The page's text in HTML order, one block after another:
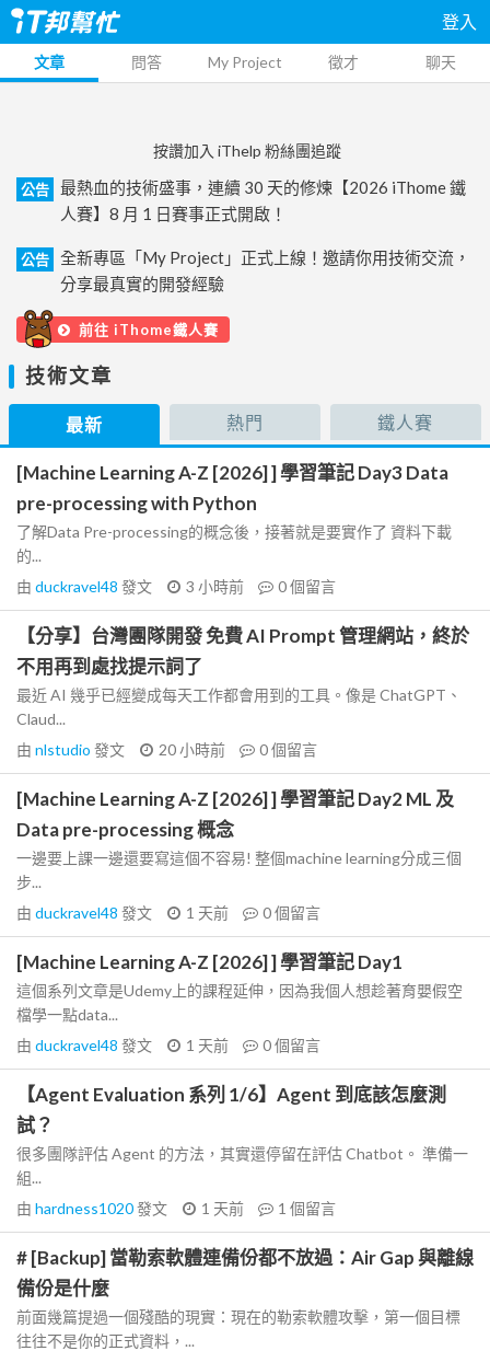
登入
文章 問答 My Project 徵才 聊天
按讚加入 iThelp 粉絲團追蹤
公告
最熱血的技術盛事，連續 30 天的修煉【2026 iThome 鐵
人賽】8 月 1 日賽事正式開啟！
公告
全新專區「My Project」正式上線！邀請你用技術交流，
分享最真實的開發經驗
前往 iThome鐵人賽
技術文章
最新 熱門 鐵人賽
[Machine Learning A-Z [2026] ] 學習筆記 Day3 Data
pre-processing with Python
了解Data Pre-processing的概念後，接著就是要實作了 資料下載
的...
由 duckravel48 發文 3 小時前 0個留言
【分享】台灣團隊開發 免費 AI Prompt 管理網站，終於
不用再到處找提示詞了
最近 AI 幾乎已經變成每天工作都會用到的工具。像是 ChatGPT、
Claud...
由 nlstudio 發文 20 小時前 0個留言
[Machine Learning A-Z [2026] ] 學習筆記 Day2 ML 及
Data pre-processing 概念
一邊要上課一邊還要寫這個不容易! 整個machine learning分成三個
步...
由 duckravel48 發文 1 天前 0個留言
[Machine Learning A-Z [2026] ] 學習筆記 Day1
這個系列文章是Udemy上的課程延伸，因為我個人想趁著育嬰假空
檔學一點data...
由 duckravel48 發文 1 天前 0個留言
【Agent Evaluation 系列 1/6】Agent 到底該怎麼測
試？
很多團隊評估 Agent 的方法，其實還停留在評估 Chatbot。 準備一
組...
由 hardness1020發文 1 天前 1 個留言
# [Backup] 當勒索軟體連備份都不放過：Air Gap 與離線
備份是什麼
前面幾篇提過一個殘酷的現實：現在的勒索軟體攻擊，第一個目標
往往不是你的正式資料，...